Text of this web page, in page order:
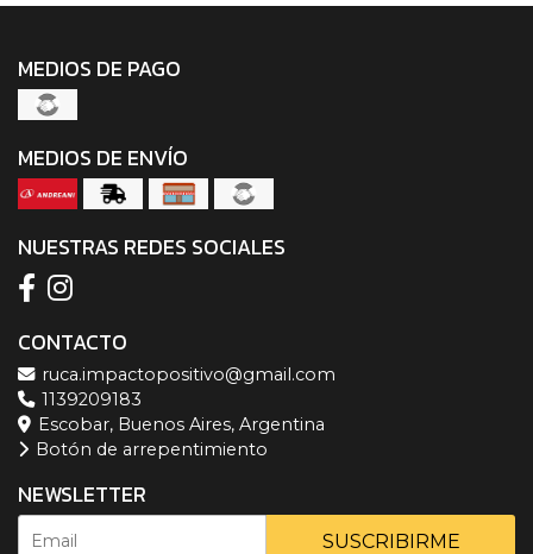
MEDIOS DE PAGO
MEDIOS DE ENVÍO
NUESTRAS REDES SOCIALES
CONTACTO
ruca.impactopositivo@gmail.com
1139209183
Escobar, Buenos Aires, Argentina
Botón de arrepentimiento
NEWSLETTER
SUSCRIBIRME